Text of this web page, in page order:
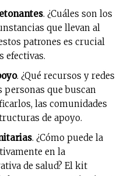
. ¿Cuáles son los
que llevan al
patrones es crucial
efectivas.
. ¿Qué recursos y redes
personas que buscan
las comunidades
de apoyo.
. ¿Cómo puede la
en la
de salud? El kit